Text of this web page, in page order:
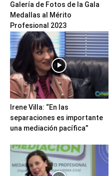
Galería de Fotos de la Gala
Medallas al Mérito
Profesional 2023
Irene Villa: “En las
separaciones es importante
una mediación pacífica”